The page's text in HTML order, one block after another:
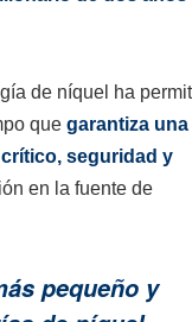
de níquel ha
que garantiza una
seguridad y
en la fuente de
pequeño y